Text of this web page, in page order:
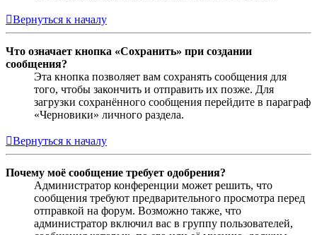
Вернуться к началу
Что означает кнопка «Сохранить» при создании
сообщения?
Эта кнопка позволяет вам сохранять сообщения для
того, чтобы закончить и отправить их позже. Для
загрузки сохранённого сообщения перейдите в параграф
«Черновики» личного раздела.
Вернуться к началу
Почему моё сообщение требует одобрения?
Администратор конференции может решить, что
сообщения требуют предварительного просмотра перед
отправкой на форум. Возможно также, что
администратор включил вас в группу пользователей,